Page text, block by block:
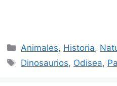
Categorías
Animales, Historia,
Etiquetas
Dinosaurios, Odisea,